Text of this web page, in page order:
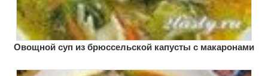
Овощной суп из брюссельской капусты с макаронами